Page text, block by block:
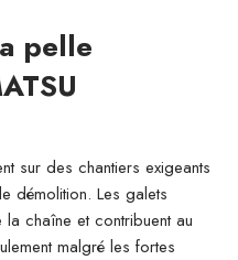
pelle
sur des chantiers exigeants
démolition. Les galets
chaîne et contribuent au
malgré les fortes